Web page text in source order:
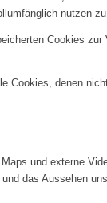
nutzen
Cookies
Cookies, denen
und externe
das Aussehen